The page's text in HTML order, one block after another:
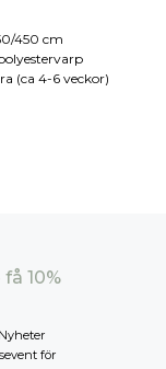
450 cm
(ca 4-6 veckor)
10%
för